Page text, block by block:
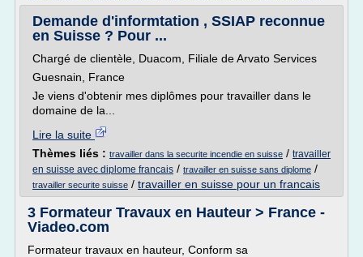
Demande d'informtation , SSIAP reconnue
en Suisse ? Pour ...
Chargé de clientèle, Duacom, Filiale de Arvato Services
Guesnain, France
Je viens d'obtenir mes diplômes pour travailler dans le
domaine de la...
Lire la suite
Thèmes liés : travailler dans la securite incendie en suisse / travailler
en suisse avec diplome francais / travailler en suisse sans diplome /
travailler securite suisse / travailler en suisse pour un francais
3 Formateur Travaux en Hauteur > France -
Viadeo.com
Formateur travaux en hauteur, Conform sa